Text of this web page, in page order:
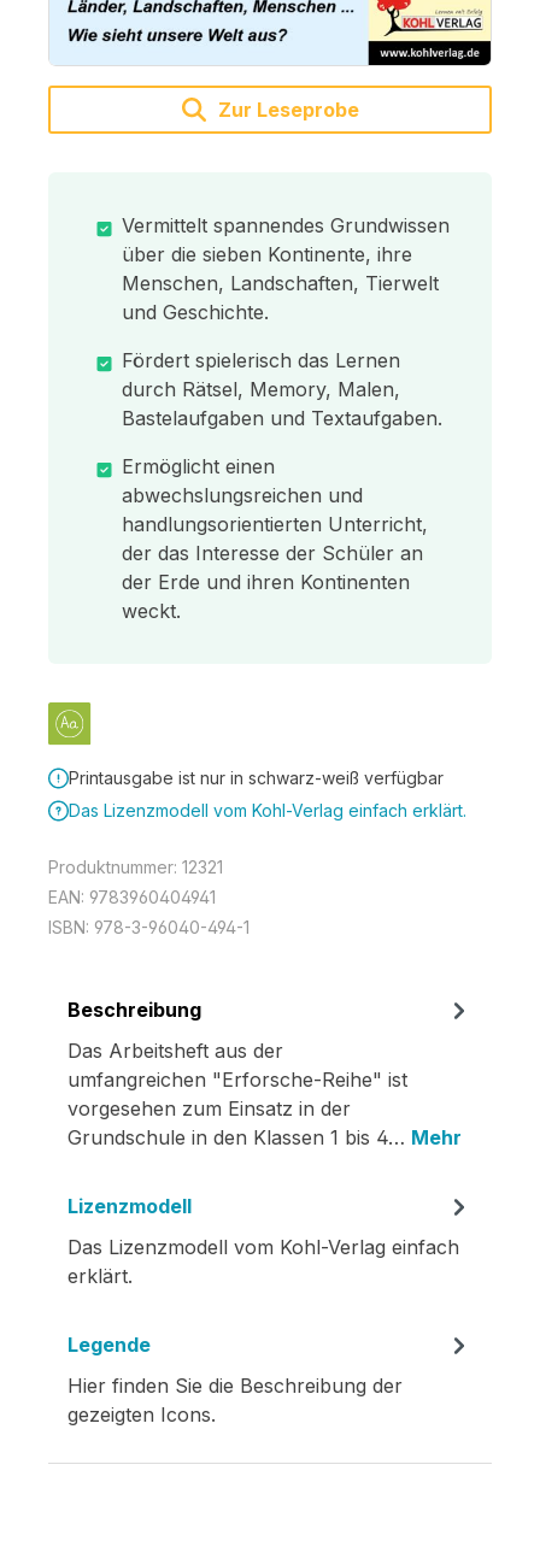
Zur Leseprobe
Vermittelt spannendes Grundwissen
über die sieben Kontinente, ihre
Menschen, Landschaften, Tierwelt
und Geschichte.
Fördert spielerisch das Lernen
durch Rätsel, Memory, Malen,
Bastelaufgaben und Textaufgaben.
Ermöglicht einen
abwechslungsreichen und
handlungsorientierten Unterricht,
der das Interesse der Schüler an
der Erde und ihren Kontinenten
weckt.
Printausgabe ist nur in schwarz-weiß verfügbar
Das Lizenzmodell vom Kohl-Verlag einfach erklärt.
Produktnummer: 12321
EAN: 9783960404941
ISBN: 978-3-96040-494-1
Beschreibung
Das Arbeitsheft aus der
umfangreichen "Erforsche-Reihe" ist
vorgesehen zum Einsatz in der
Grundschule in den Klassen 1 bis 4… Mehr
Lizenzmodell
Das Lizenzmodell vom Kohl-Verlag einfach
erklärt.
Legende
Hier finden Sie die Beschreibung der
gezeigten Icons.